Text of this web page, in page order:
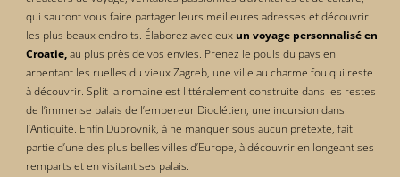
qui sauront vous faire partager leurs meilleures adresses et découvrir
les plus beaux endroits. Élaborez avec eux un voyage personnalisé en
Croatie,au plus près de vos envies. Prenez le pouls du pays en
arpentant les ruelles du vieux Zagreb, une ville au charme fou qui reste
à découvrir. Split la romaine est littéralement construite dans les restes
de l’immense palais de l’empereur Dioclétien, une incursion dans
l’Antiquité. Enfin Dubrovnik, à ne manquer sous aucun prétexte, fait
partie d’une des plus belles villes d’Europe, à découvrir en longeant ses
remparts et en visitant ses palais.